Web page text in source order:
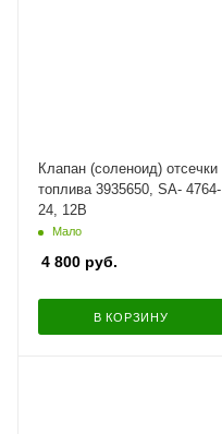
Клапан (соленоид) отсечки
топлива 3935650, SA- 4764-
24, 12В
Мало
4 800 руб.
В КОРЗИНУ